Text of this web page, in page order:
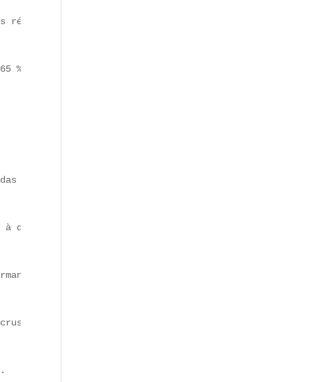
sociaux et d’une quête d’authenticité :
% des 18-25 ans après une vidéo TikTok. Présent
classiques.
déguster.
live ou dîners immersifs.